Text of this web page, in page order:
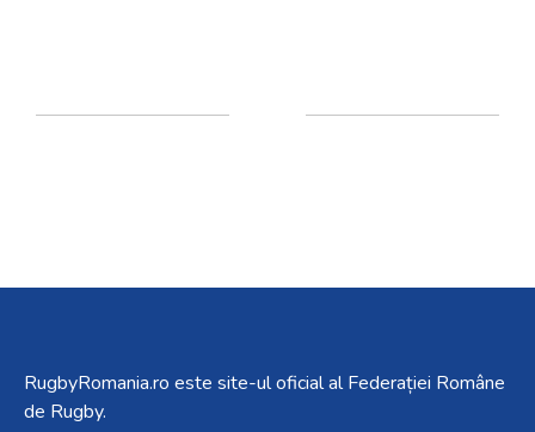
RugbyRomania.ro este site-ul oficial al Federației Române
de Rugby.